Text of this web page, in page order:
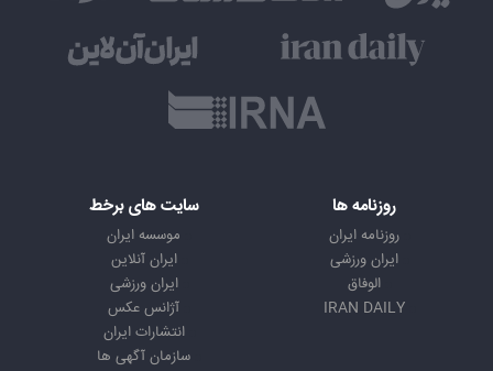
روزنامه ها
روزنامه ایران
ایران ورزشی
الوفاق
IRAN DAILY
سایت های برخط
موسسه ایران
ایران آنلاین
ایران ورزشی
آژانس عکس
انتشارات ایران
سازمان آگهی ها